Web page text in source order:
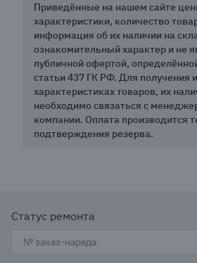
Приведённые на нашем сайте
характеристики, количество
информация об их наличии на
ознакомительный характер и не
публичной офертой,
статьи 437 ГК РФ. Для получения
характеристиках товаров, их
необходимо связаться с
компании. Оплата производится
подтверждения резерва.
Статус ремонта